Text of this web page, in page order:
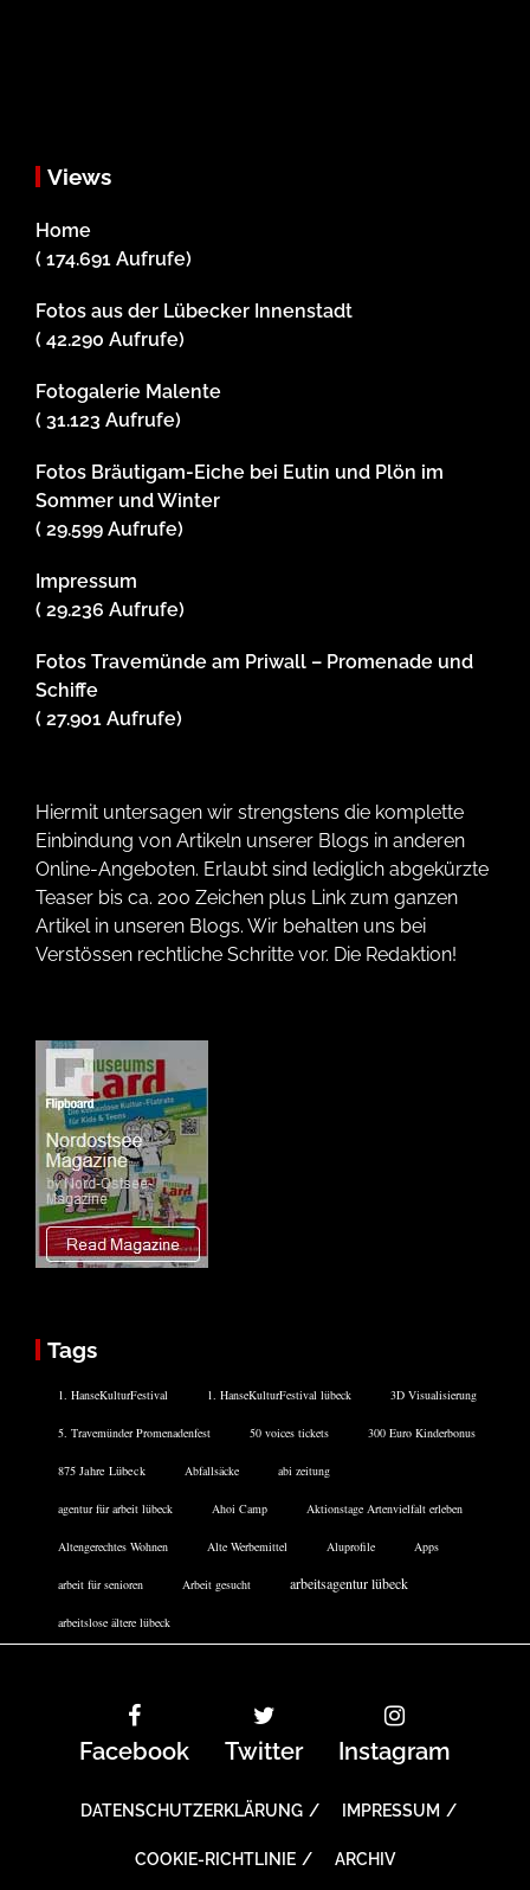
Views
Home
( 174.691 Aufrufe)
Fotos aus der Lübecker Innenstadt
( 42.290 Aufrufe)
Fotogalerie Malente
( 31.123 Aufrufe)
Fotos Bräutigam-Eiche bei Eutin und Plön im
Sommer und Winter
( 29.599 Aufrufe)
Impressum
( 29.236 Aufrufe)
Fotos Travemünde am Priwall – Promenade und
Schiffe
( 27.901 Aufrufe)
Hiermit untersagen wir strengstens die komplette
Einbindung von Artikeln unserer Blogs in anderen
Online-Angeboten. Erlaubt sind lediglich abgekürzte
Teaser bis ca. 200 Zeichen plus Link zum ganzen
Artikel in unseren Blogs. Wir behalten uns bei
Verstössen rechtliche Schritte vor. Die Redaktion!
Tags
1. HanseKulturFestival 1. HanseKulturFestival lübeck 3D Visualisierung
5. Travemünder Promenadenfest 50 voices tickets 300 Euro Kinderbonus
875 Jahre Lübeck Abfallsäcke abi zeitung
agentur für arbeit lübeck Ahoi Camp Aktionstage Artenvielfalt erleben
Altengerechtes Wohnen Alte Werbemittel Aluprofile Apps
arbeit für senioren Arbeit gesucht arbeitsagentur lübeck
arbeitslose ältere lübeck
Facebook Twitter Instagram
DATENSCHUTZERKLÄRUNG IMPRESSUM
COOKIE-RICHTLINIE ARCHIV